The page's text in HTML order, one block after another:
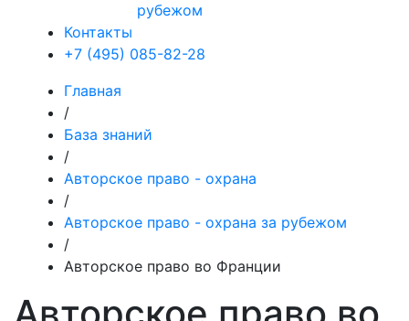
рубежом
Контакты
+7 (495) 085-82-28
Главная
/
База знаний
/
Авторское право - охрана
/
Авторское право - охрана за рубежом
/
Авторское право во Франции